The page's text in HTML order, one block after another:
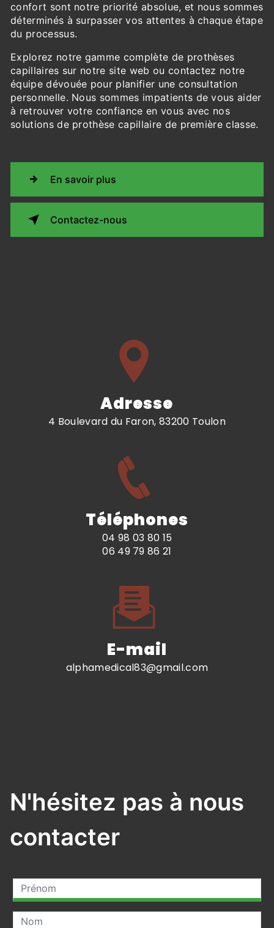
confort sont notre priorité absolue, et nous sommes
déterminés à surpasser vos attentes à chaque étape
du processus.
Explorez notre gamme complète de prothèses
capillaires sur notre site web ou contactez notre
équipe dévouée pour planifier une consultation
personnelle. Nous sommes impatients de vous aider
à retrouver votre confiance en vous avec nos
solutions de prothèse capillaire de première classe.
En savoir plus
Contactez-nous
Adresse
4 Boulevard du Faron, 83200 Toulon
Téléphones
04 98 03 80 15
06 49 79 86 21
E-mail
alphamedical83@gmail.com
N'hésitez pas à nous
contacter